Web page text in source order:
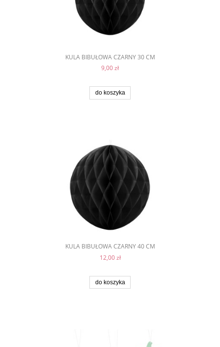
KULA BIBUŁOWA CZARNY 30 CM
9,00 zł
do koszyka
KULA BIBUŁOWA CZARNY 40 CM
12,00 zł
do koszyka